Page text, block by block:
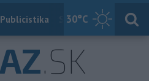
30°C
Publicistika Slovensko
.SK